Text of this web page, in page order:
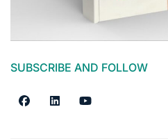
SUBSCRIBE AND FOLLOW